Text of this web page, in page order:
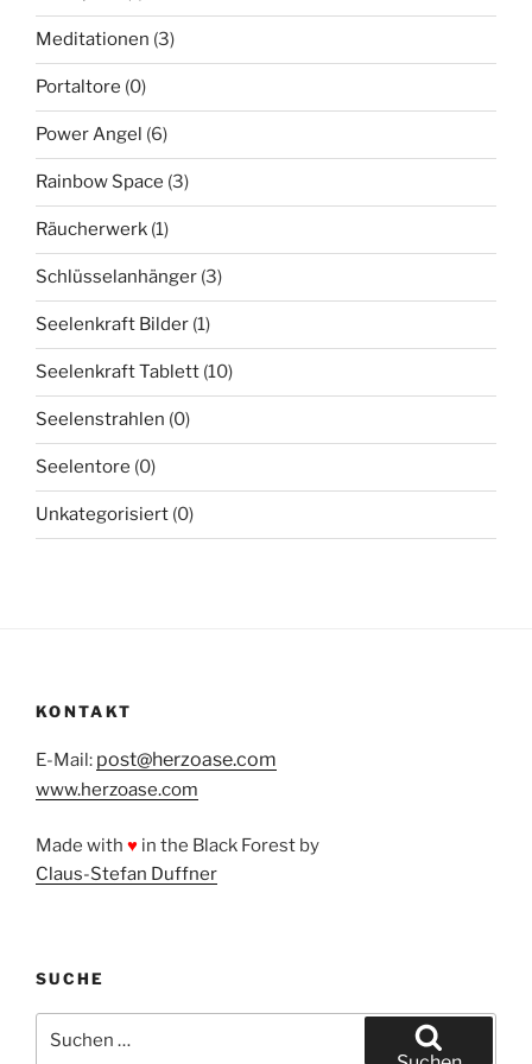
Meditationen (3)
Portaltore (0)
Power Angel (6)
Rainbow Space (3)
Räucherwerk (1)
Schlüsselanhänger (3)
Seelenkraft Bilder (1)
Seelenkraft Tablett (10)
Seelenstrahlen (0)
Seelentore (0)
Unkategorisiert (0)
KONTAKT
E-Mail: post@herzoase.com
www.herzoase.com
Made with ♥ in the Black Forest by
Claus-Stefan Duffner
SUCHE
nach: